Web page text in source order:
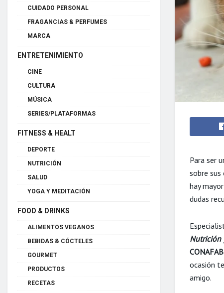
Para ser
sobre sus
hay
dudas
Nutrición
CONAFAB
ocasión
amigo.
CUIDADO PERSONAL
FRAGANCIAS & PERFUMES
MARCA
ENTRETENIMIENTO
CINE
CULTURA
MÚSICA
SERIES/PLATAFORMAS
FITNESS & HEALT
DEPORTE
NUTRICIÓN
SALUD
YOGA Y MEDITACIÓN
FOOD & DRINKS
ALIMENTOS VEGANOS
BEBIDAS & CÓCTELES
GOURMET
PRODUCTOS
RECETAS